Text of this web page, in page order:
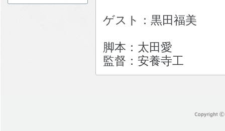
ゲスト：黒田福美
脚本：太田愛
監督：安養寺工